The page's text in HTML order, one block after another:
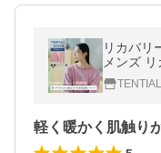
リカバリ
メンズ
ア 一般医
TENTIAL